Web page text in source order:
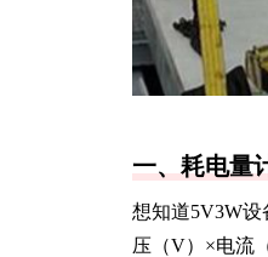
一、耗电量
想知道5V3W
压（V）×电流